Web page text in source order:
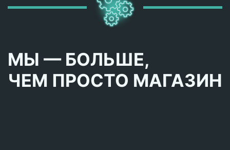
МЫ — БОЛЬШЕ,
ЧЕМ ПРОСТО МАГАЗИН